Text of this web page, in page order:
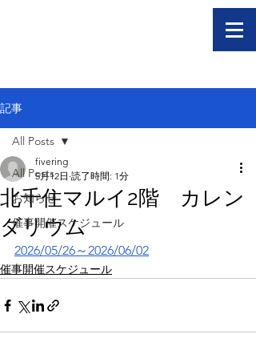
記事
All Posts
お知らせ
催事開催スケジュール
All Posts
北千住マルイ2階 カレン
ダリウム
fivering
5月12日 読了時間: 1分
2026/05/26～2026/06/02
催事開催スケジュール